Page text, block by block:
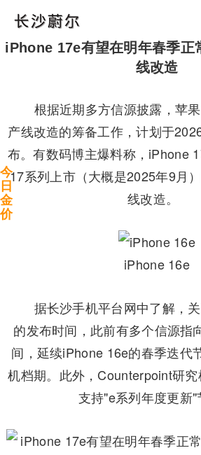
iPhone 17e有望在明年春季正
线改造
根据近期多方信源披露，苹
产线改造的筹备工作，计划于
布。有数码博主爆料称，iPhone
17系列上市（大概是2025年9月
线改造。
iPhone 16e
据长沙手机平台网中了解，
的发布时间，此前有多个信源指
间，延续iPhone 16e的春季迭代
机档期。此外，Counterpoint研
支持"e系列年度更新"
今
日
金
价